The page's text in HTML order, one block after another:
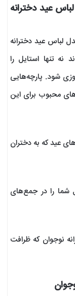
عید دخترانه
لباس عید دخترانه
نه تنها استایل را
شود. پارچه‌هایی
محبوب برای این
عید که به دختران
شما را در جمع‌های
نوجوان که ظرافت